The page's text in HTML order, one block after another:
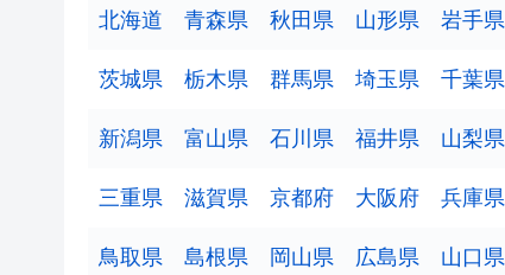
2
7
北海道 青森県 秋田県 山形県 岩手県
茨城県 栃木県 群馬県 埼玉県 千葉県
新潟県 富山県 石川県 福井県 山梨県
三重県 滋賀県 京都府 大阪府 兵庫県
鳥取県 島根県 岡山県 広島県 山口県